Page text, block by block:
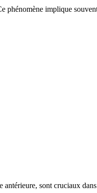
phénomène implique
antérieure, sont cruciaux